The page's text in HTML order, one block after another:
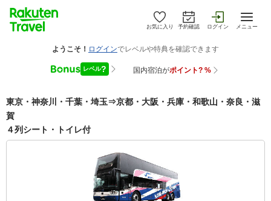
お気に入り 予約確認 ログイン メニュー
東京・神奈川・千葉・埼玉⇒京都・大阪・兵庫・和歌山・奈良・滋
賀
４列シート・トイレ付